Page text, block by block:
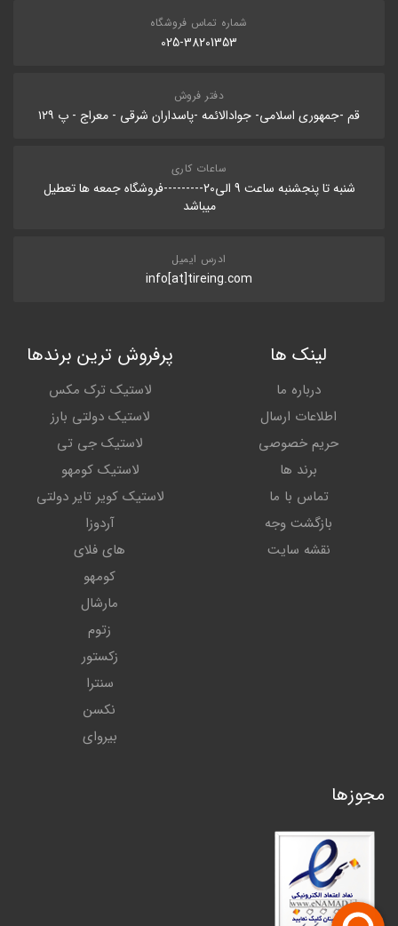
شماره تماس فروشگاه
025-38201353
دفتر فروش
قم -جمهوری اسلامی- جوادالائمه -پاسداران شرقی - معراج - پ ۱۲۹
ساعات کاری
شنبه تا پنجشنبه ساعت 9 الی20---------فروشگاه جمعه ها تعطیل
میباشد
ادرس ایمیل
info[at]tireing.com
لینک ها
درباره ما
اطلاعات ارسال
حریم خصوصی
برند ها
تماس با ما
بازگشت وجه
نقشه سایت
پرفروش ترین برندها
لاستیک ترک مکس
لاستیک دولتی بارز
لاستیک جی تی
لاستیک کومهو
لاستیک کویر تایر دولتی
آردوزا
های فلای
کومهو
مارشال
زتوم
زکستور
سنترا
نکسن
بیروای
مجوزها